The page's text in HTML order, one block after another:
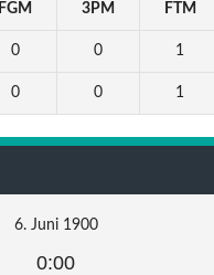
FGM 3PM FTM
0 0 1
0 0 1
6. Juni 1900
0:00